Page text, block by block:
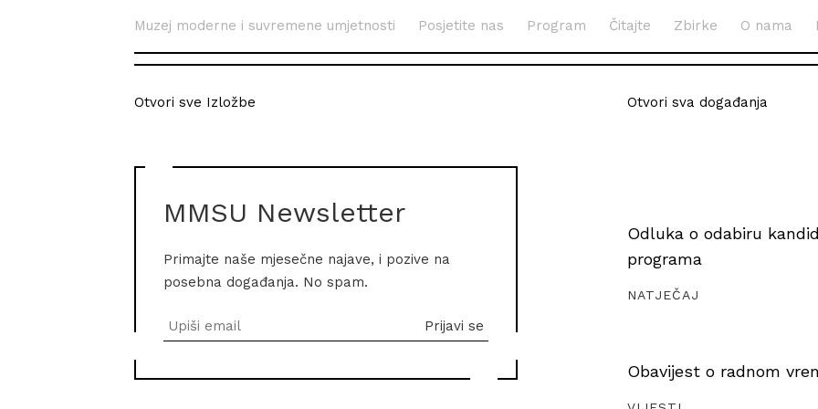
Muzej moderne i suvremene umjetnosti Posjetite nas Program Čitajte Zbirke O nama
Otvori sve Izložbe
MMSU Newsletter
Primajte naše mjesečne najave, i pozive na
posebna događanja. No spam.
Otvori sva događanja
Odluka o odabiru
programa
NATJEČAJ
Obavijest o radnom